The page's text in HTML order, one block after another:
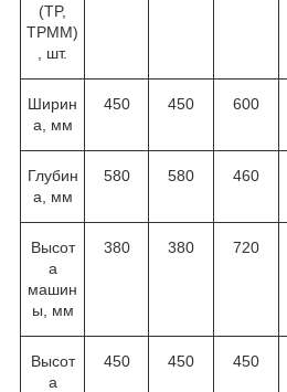
(TP,
TPMM)
, шт.
Ширин
а, мм
450 450 600
Глубин
а, мм
580 580 460
Высот
а
машин
ы, мм
380 380 720
Высот
а
450 450 450